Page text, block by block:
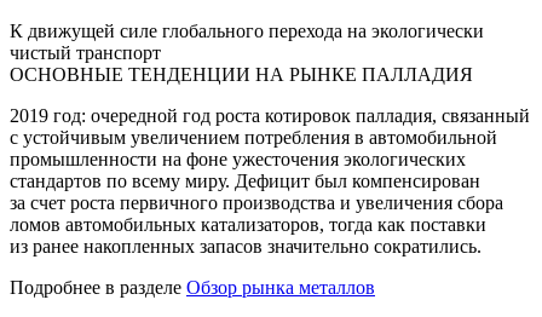
К движущей силе глобального перехода на экологически
чистый транспорт
ОСНОВНЫЕ ТЕНДЕНЦИИ НА РЫНКЕ ПАЛЛАДИЯ
2019 год: очередной год роста котировок палладия, связанный
с устойчивым увеличением потребления в автомобильной
промышленности на фоне ужесточения экологических
стандартов по всему миру. Дефицит был компенсирован
за счет роста первичного производства и увеличения сбора
ломов автомобильных катализаторов, тогда как поставки
из ранее накопленных запасов значительно сократились.
Подробнее в разделе Обзор рынка металлов